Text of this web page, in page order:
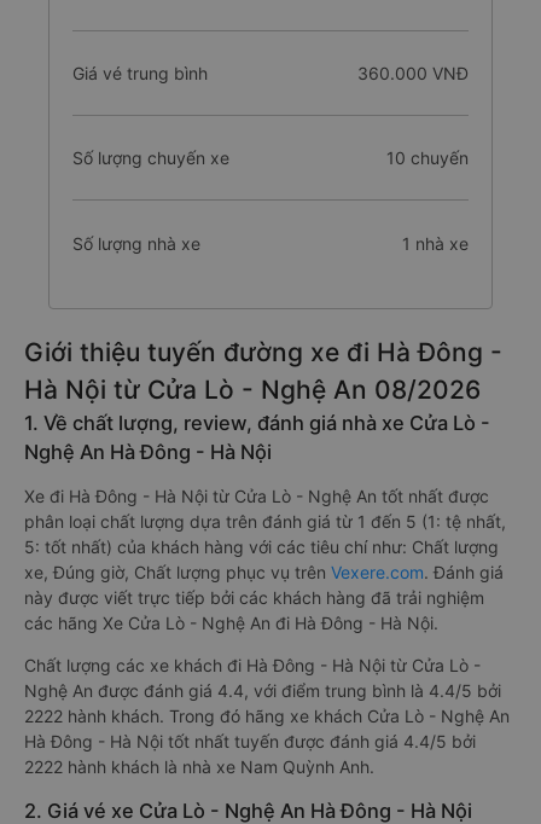
Giá vé trung bình 360.000 VNĐ
Số lượng chuyến xe 10 chuyến
Số lượng nhà xe 1 nhà xe
Giới thiệu tuyến đường xe đi Hà Đông -
Hà Nội từ Cửa Lò - Nghệ An 08/2026
1. Về chất lượng, review, đánh giá nhà xe Cửa Lò -
Nghệ An Hà Đông - Hà Nội
Xe đi Hà Đông - Hà Nội từ Cửa Lò - Nghệ An tốt nhất được
phân loại chất lượng dựa trên đánh giá từ 1 đến 5 (1: tệ nhất,
5: tốt nhất) của khách hàng với các tiêu chí như: Chất lượng
xe, Đúng giờ, Chất lượng phục vụ trên Vexere.com. Đánh giá
này được viết trực tiếp bởi các khách hàng đã trải nghiệm
các hãng Xe Cửa Lò - Nghệ An đi Hà Đông - Hà Nội.
Chất lượng các xe khách đi Hà Đông - Hà Nội từ Cửa Lò -
Nghệ An được đánh giá 4.4, với điểm trung bình là 4.4/5 bởi
2222 hành khách. Trong đó hãng xe khách Cửa Lò - Nghệ An
Hà Đông - Hà Nội tốt nhất tuyến được đánh giá 4.4/5 bởi
2222 hành khách là nhà xe Nam Quỳnh Anh.
2. Giá vé xe Cửa Lò - Nghệ An Hà Đông - Hà Nội